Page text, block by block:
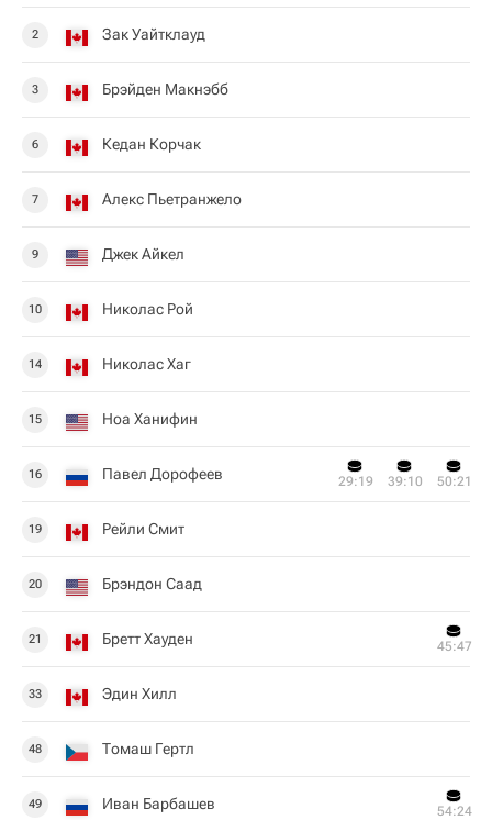
2 Зак Уайтклауд
3 Брэйден Макнэбб
6 Кедан Корчак
7 Алекс Пьетранжело
9 Джек Айкел
10 Николас Рой
14 Николас Хаг
15 Ноа Ханифин
16 Павел Дорофеев 29:19 39:10 50:21
19 Рейли Смит
20 Брэндон Саад
21 Бретт Хауден 45:47
33 Эдин Хилл
48 Томаш Гертл
49 Иван Барбашев 54:24